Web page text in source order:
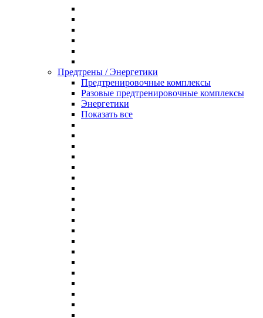
Предтрены / Энергетики
Предтренировочные комплексы
Разовые предтренировочные комплексы
Энергетики
Показать все